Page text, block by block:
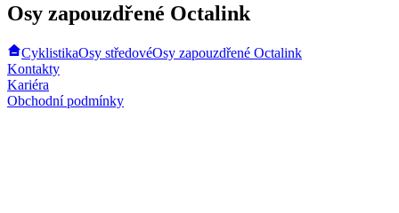
Osy zapouzdřené Octalink
CyklistikaOsy středovéOsy zapouzdřené Octalink
Kontakty
Kariéra
Obchodní podmínky